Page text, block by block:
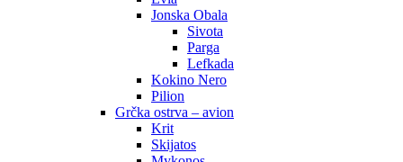
Jonska Obala
Sivota
Parga
Lefkada
Kokino Nero
Pilion
Grčka ostrva – avion
Krit
Skijatos